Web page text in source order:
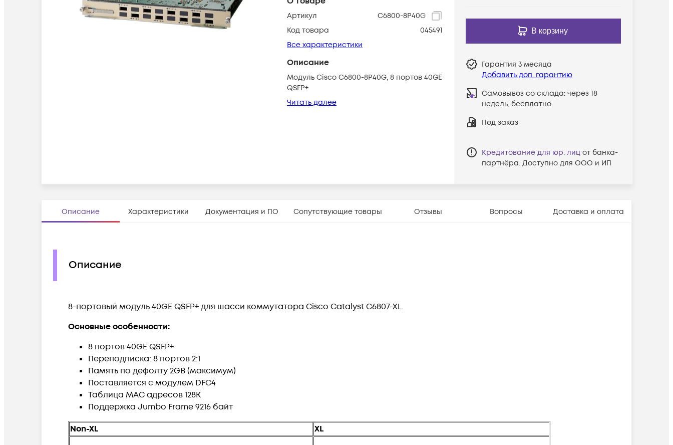
Артикул
C6800-8P40G
Код товара
045491
Все характеристики
Описание
Модуль Cisco C6800-8P40G, 8 портов 40GE
QSFP+
Читать далее
В корзину
Гарантия 3 месяца
Добавить доп. гарантию
Самовывоз со склада: через 18
недель, бесплатно
Под заказ
Кредитование для юр. лиц от банка-
партнёра. Доступно для ООО и ИП
Описание Характеристики Документация и ПО Сопутствующие товары Отзывы Вопросы Доставка и оплата
Описание
8-портовый модуль 40GE QSFP+ для шасси коммутатора Cisco Catalyst C6807-XL.
Основные особенности:
8 портов 40GE QSFP+
Переподписка: 8 портов 2:1
Память по дефолту 2GB (максимум)
Поставляется с модулем DFC4
Таблица MAC адресов 128K
Поддержка Jumbo Frame 9216 байт
Non-XL
XL